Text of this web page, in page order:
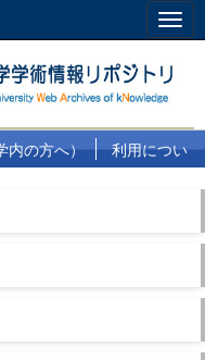
内の方へ）
利用につい